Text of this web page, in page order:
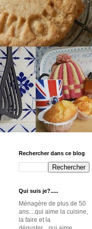
Rechercher dans ce blog
Qui suis je?.....
Ménagère de plus de 50
ans....qui aime la cuisine,
la faire et la